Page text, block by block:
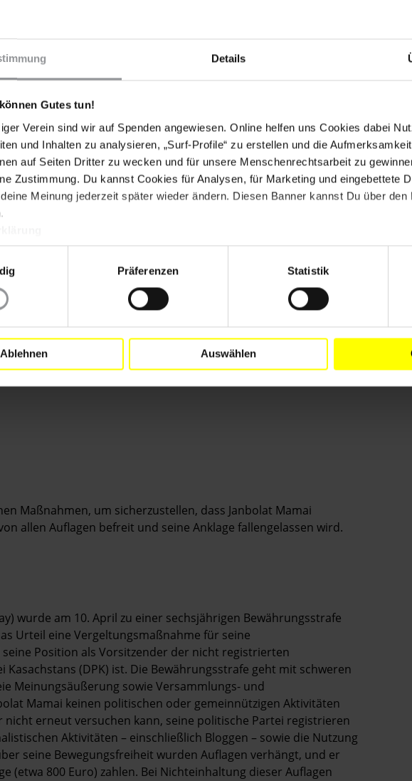
Details
Gutes tun!
Verein sind wir auf Spenden angewiesen. Online helfen uns Cookies dabei
und Inhalten zu analysieren, „Surf-Profile“ zu erstellen und die
auf Seiten Dritter zu wecken und für unsere Menschenrechtsarbeit zu
Zustimmung. Du kannst Cookies für Analysen, für Marketing und eingebettete
Meinung jederzeit später wieder ändern. Diesen Banner kannst Du über
Präferenzen Statistik
Ablehnen Auswählen
Maßnahmen, um sicherzustellen, dass Janbolat Mamai
allen Auflagen befreit und seine Anklage fallengelassen wird.
wurde am 10. April zu einer sechsjährigen Bewährungsstrafe
Urteil eine Vergeltungsmaßnahme für seine
Position als Vorsitzender der nicht registrierten
(DPK) ist. Die Bewährungsstrafe geht mit schweren
Meinungsäußerung sowie Versammlungs- und
Mamai keinen politischen oder gemeinnützigen Aktivitäten
nicht erneut versuchen kann, seine politische Partei registrieren
Aktivitäten – einschließlich Bloggen – sowie die Nutzung
seine Bewegungsfreiheit wurden Auflagen verhängt, und er
(etwa 800 Euro) zahlen. Bei Nichteinhaltung dieser Auflagen